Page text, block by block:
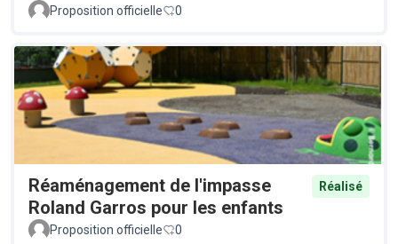
Proposition officielle 0
Réaménagement de l'impasse
Roland Garros pour les enfants
Réalisé
Proposition officielle 0